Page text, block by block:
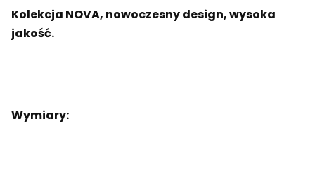
Kolekcja NOVA, nowoczesny design, wysoka
jakość.
Wymiary: